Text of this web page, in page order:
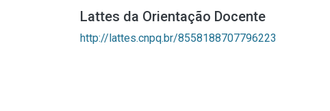
Lattes da Orientação Docente
http://lattes.cnpq.br/8558188707796223